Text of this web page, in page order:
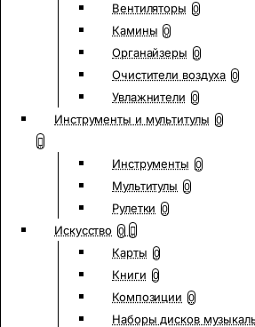
Вентиляторы 0
Камины 0
Органайзеры 0
Очистители воздуха 0
Увлажнители 0
Инструменты и мультитулы 0
Инструменты 0
Мультитулы 0
Рулетки 0
Искусство 0
Карты 0
Книги 0
Композиции 0
Наборы дисков